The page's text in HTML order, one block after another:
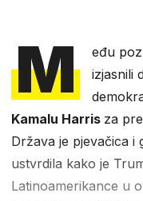
M
eđu
izjasnili
Kamalu Harris za
Država je pjevačica i
ustvrdila kako je
Latinoamerikance u